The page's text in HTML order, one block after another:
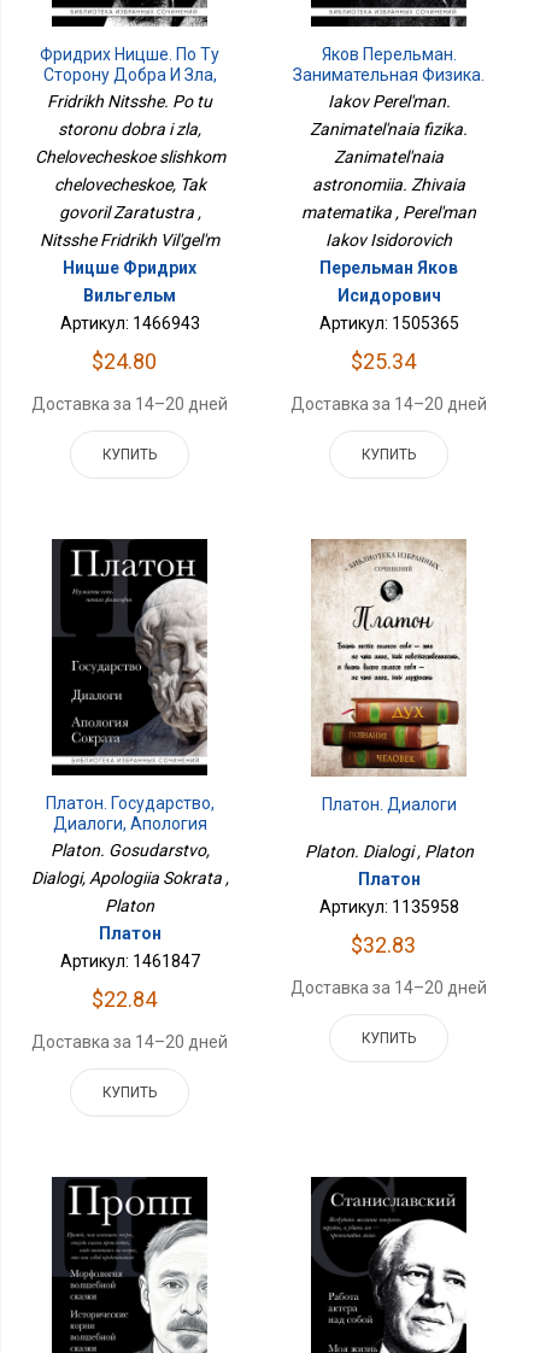
Фридрих Ницше. По Ту
Сторону Добра И Зла,
Человеческое Слишком
Говорил Заратустра
Fridrikh Nitsshe. Po tu
storonu dobra i zla,
Chelovecheskoe slishkom
chelovecheskoe, Tak
govoril Zaratustra ,
Nitsshe Fridrikh Vil'gel'm
Ницше Фридрих
Вильгельм
Артикул: 1466943
$24.80
Доставка за 14–20 дней
КУПИТЬ
Яков Перельман.
Занимательная Физика.
Занимательная
Математика
Iakov Perel'man.
Zanimatel'naia fizika.
Zanimatel'naia
astronomiia. Zhivaia
matematika , Perel'man
Iakov Isidorovich
Перельман Яков
Исидорович
Артикул: 1505365
$25.34
Доставка за 14–20 дней
КУПИТЬ
Платон. Государство,
Диалоги, Апология
Сократа
Platon. Gosudarstvo,
Dialogi, Apologiia Sokrata ,
Platon
Платон
Артикул: 1461847
$22.84
Доставка за 14–20 дней
КУПИТЬ
Платон. Диалоги
Platon. Dialogi , Platon
Платон
Артикул: 1135958
$32.83
Доставка за 14–20 дней
КУПИТЬ